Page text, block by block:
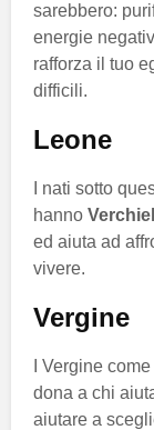
sarebbero:
energie
rafforza il tuo
difficili.
Leone
I nati sotto
hanno Verchiel
ed aiuta ad
vivere.
Vergine
I Vergine
dona a chi
aiutare a